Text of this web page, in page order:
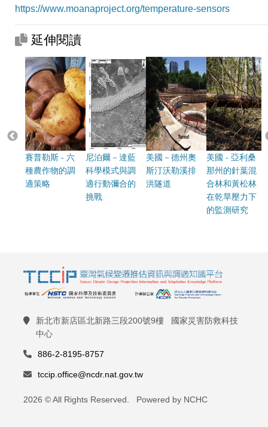
https://www.moanaproject.org/temperature-sensors
延伸閱讀
賽普勒斯 - 六
種農作物的調
適策略
尼泊爾－達藍
科學模式與調
適行動彌合的
挑戰
美國－德州奧
斯汀沃勒溪排
洪隧道
美國 - 亞利桑
那州的針葉混
合林和黃松林
在乾旱壓力下
的監測研究
新北市新店區北新路三段200號9樓 國家災害防救科技
中心
886-2-8195-8757
tccip.office@ncdr.nat.gov.tw
2026 © All Rights Reserved. Powered by NCHC